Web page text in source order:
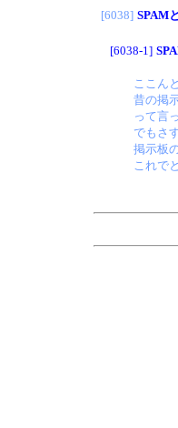
[6038] SPAMと
[6038-1]
ここん
昔の掲
って言
でもさ
掲示板
これで